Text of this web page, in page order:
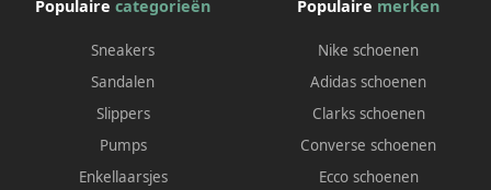
Populaire categorieën
Sneakers
Sandalen
Slippers
Pumps
Enkellaarsjes
Populaire merken
Nike schoenen
Adidas schoenen
Clarks schoenen
Converse schoenen
Ecco schoenen